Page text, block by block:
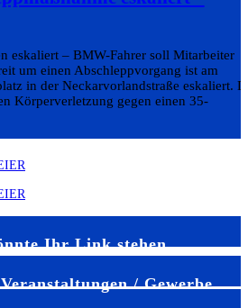
eskaliert – BMW-Fahrer soll Mitarbeiter
um einen Abschleppvorgang ist am
in der Neckarvorlandstraße eskaliert.
Körperverletzung gegen einen 35-
Ihr Link stehen
/ Gewerbe